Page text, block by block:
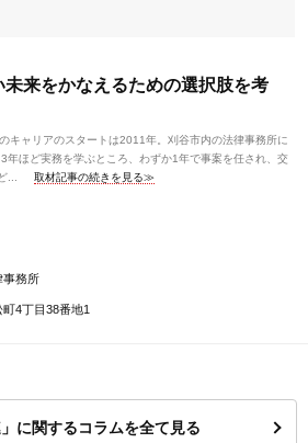
来をかなえるための選択肢を考
キャリアのスタートは2011年。刈谷市内の法律事務所に
年ほど実務を学ぶところ、わずか1年で事案を任され、交
...
取材記事の続きを見る≫
事務所
4丁目38番地1
」に関するコラムを全て見る